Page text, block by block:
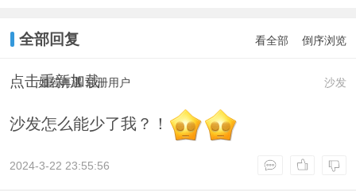
全部回复 看全部 倒序浏览
点击重新加载 沙发
如若再遇 注册用户
沙发怎么能少了我？！
2024-3-22 23:55:56